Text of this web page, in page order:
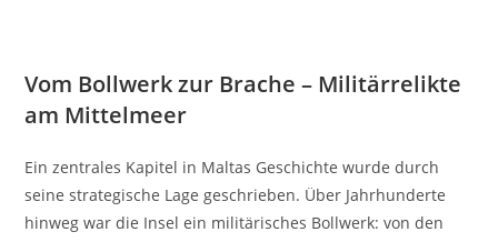
Vom Bollwerk zur Brache – Militärrelikte
am Mittelmeer
Ein zentrales Kapitel in Maltas Geschichte wurde durch
seine strategische Lage geschrieben. Über Jahrhunderte
hinweg war die Insel ein militärisches Bollwerk: von den